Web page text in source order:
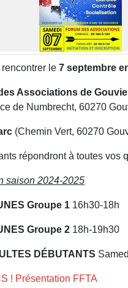
le 7 septembre
Associations de
de Numbrecht, 60270
(Chemin Vert, 60270
répondront à toutes vos
saison 2024-2025
Groupe 1 16h30-18h
Groupe 2 18h-19h30
DÉBUTANTS
! Présentation FFTA